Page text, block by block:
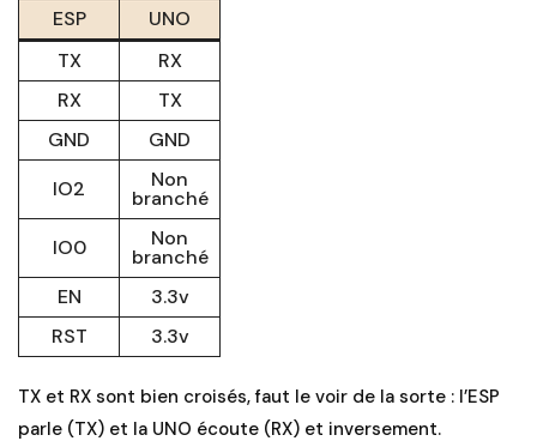
ESP
UNO
TX
RX
RX
TX
GND
GND
IO2
Non
branché
IO0
Non
branché
EN
3.3v
RST
3.3v
TX et RX sont bien croisés, faut le voir de la sorte : l’ESP
parle (TX) et la UNO écoute (RX) et inversement.